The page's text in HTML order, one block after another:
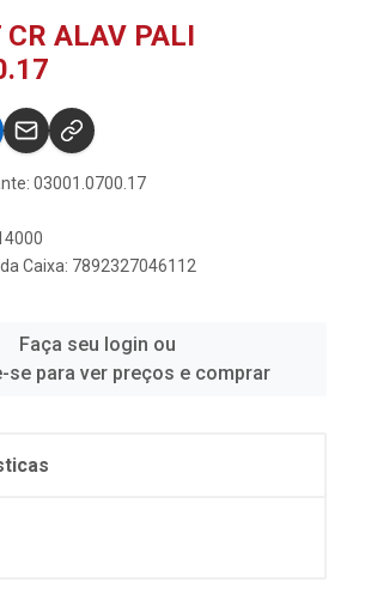
CR ALAV PALI
03001.0700.17
Caixa: 7892327046112
Faça seu login ou
se para ver preços e comprar